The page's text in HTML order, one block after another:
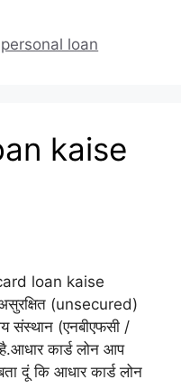
personal loan
kaise
loan kaise
(unsecured)
संस्थान (एनबीएफसी /
है.आधार कार्ड लोन आप
दूं कि आधार कार्ड लोन